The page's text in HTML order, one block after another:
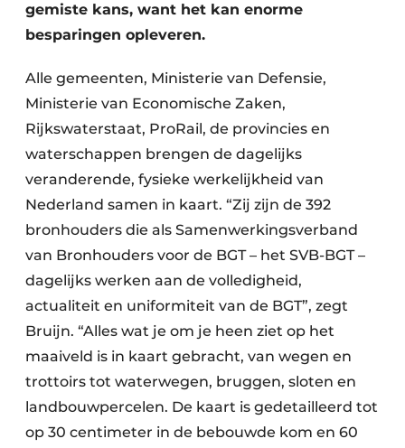
Duurzaamheid & Innovatie
Kopen/Huren/Leasen
Sloop & Recycling
Bouwtransport
Machines & Materieel
gemiste kans, want het kan enorme
besparingen opleveren.
Alle gemeenten, Ministerie van Defensie,
Ministerie van Economische Zaken,
Rijkswaterstaat, ProRail, de provincies en
waterschappen brengen de dagelijks
veranderende, fysieke werkelijkheid van
Nederland samen in kaart. “Zij zijn de 392
bronhouders die als Samenwerkingsverband
van Bronhouders voor de BGT – het SVB-BGT –
dagelijks werken aan de volledigheid,
actualiteit en uniformiteit van de BGT”, zegt
Bruijn. “Alles wat je om je heen ziet op het
maaiveld is in kaart gebracht, van wegen en
trottoirs tot waterwegen, bruggen, sloten en
landbouwpercelen. De kaart is gedetailleerd tot
op 30 centimeter in de bebouwde kom en 60